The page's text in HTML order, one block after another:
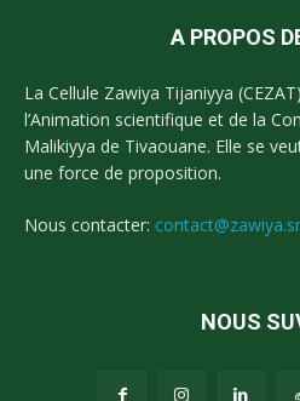
A PROPOS
La Cellule Zawiya Tijaniyya
l’Animation scientifique et de la
Malikiyya de Tivaouane. Elle se
une force de proposition.
Nous contacter:
NOUS